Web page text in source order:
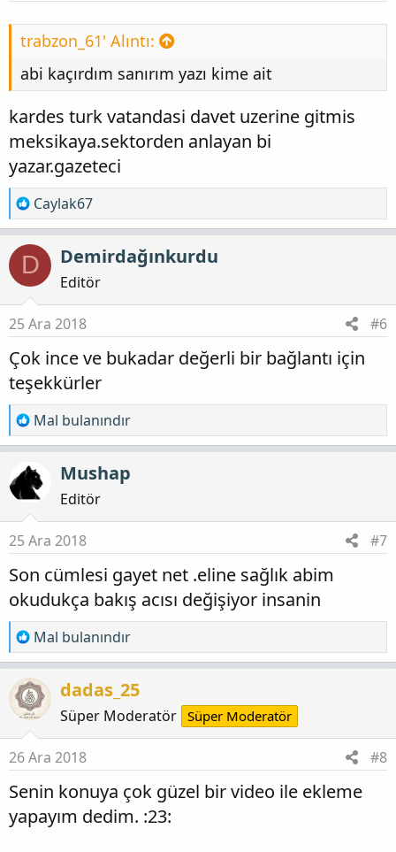
trabzon_61' Alıntı:
abi kaçırdım sanırım yazı kime ait
kardes turk vatandasi davet uzerine gitmis
meksikaya.sektorden anlayan bi
yazar.gazeteci
T
e
p
k
l
e
r
:
Caylak67
D Demirdağınkurdu
Editör
25 Ara 2018 #6
Çok ince ve bukadar değerli bir bağlantı için
teşekkürler
T
e
p
k
i
l
e
r
:
Mal bulanındır
Mushap
Editör
25 Ara 2018 #7
Son cümlesi gayet net .eline sağlık abim
okudukça bakış acısı değişiyor insanin
T
e
p
k
i
l
e
r
:
Mal bulanındır
dadas_25
Süper Moderatör Süper Moderatör
26 Ara 2018 #8
Senin konuya çok güzel bir video ile ekleme
yapayım dedim. :23: